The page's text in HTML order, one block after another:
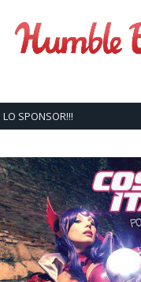
LO SPONSOR!!!